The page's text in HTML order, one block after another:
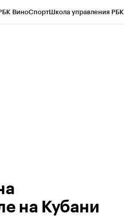
ВиноСпортШкола управления РБК
на Кубани